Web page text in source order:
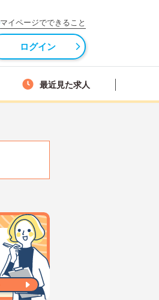
マイページでできること
ログイン
最近見た求人